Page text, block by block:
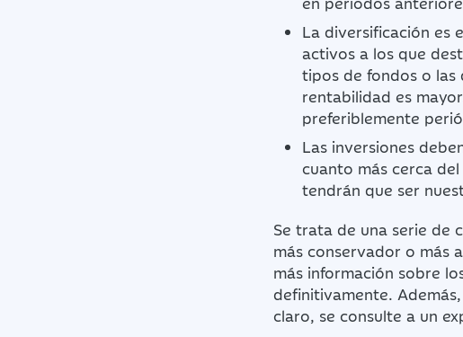
La diversificación es
activos a los que
tipos de fondos o las
rentabilidad es
preferiblemente
Las inversiones
cuanto más cerca
tendrán que ser
Se trata de una serie de
más conservador o más
más información sobre
definitivamente.
claro, se consulte a un